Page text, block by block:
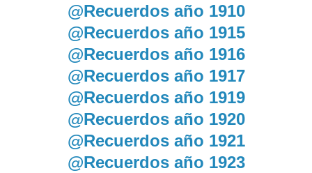
@Recuerdos año 1910
@Recuerdos año 1915
@Recuerdos año 1916
@Recuerdos año 1917
@Recuerdos año 1919
@Recuerdos año 1920
@Recuerdos año 1921
@Recuerdos año 1923